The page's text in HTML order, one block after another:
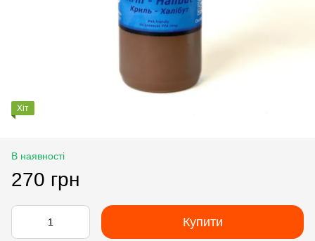
Хіт
В наявності
270 грн
Купити